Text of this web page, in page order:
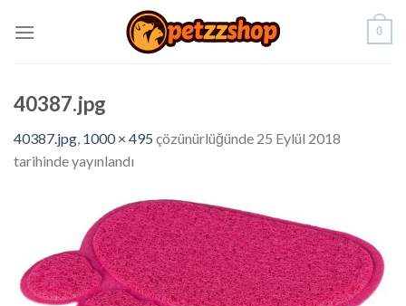
0
40387.jpg
40387.jpg, 1000 × 495 çözünürlüğünde 25 Eylül 2018
tarihinde yayınlandı